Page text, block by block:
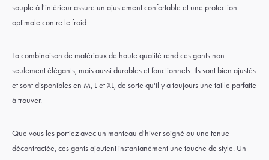
souple à l'intérieur assure un ajustement confortable et une protection
optimale contre le froid.
La combinaison de matériaux de haute qualité rend ces gants non
seulement élégants, mais aussi durables et fonctionnels. Ils sont bien ajustés
et sont disponibles en M, L et XL, de sorte qu'il y a toujours une taille parfaite
à trouver.
Que vous les portiez avec un manteau d'hiver soigné ou une tenue
décontractée, ces gants ajoutent instantanément une touche de style. Un